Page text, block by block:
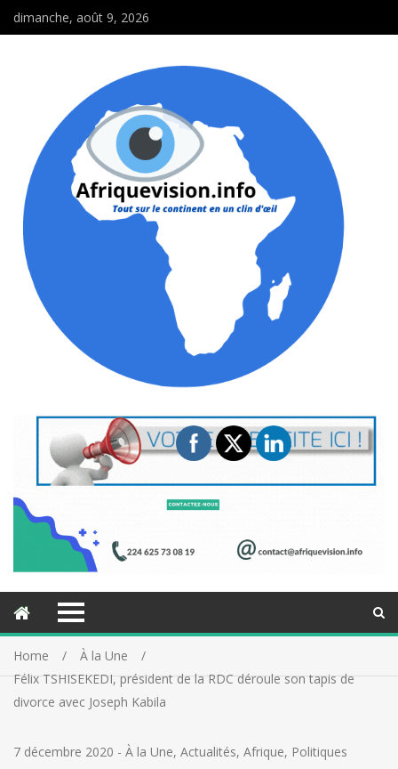
dimanche, août 9, 2026
Home
À la Une
Félix TSHISEKEDI, président de la RDC déroule son tapis de
divorce avec Joseph Kabila
7 décembre 2020 - À la Une, Actualités, Afrique, Politiques